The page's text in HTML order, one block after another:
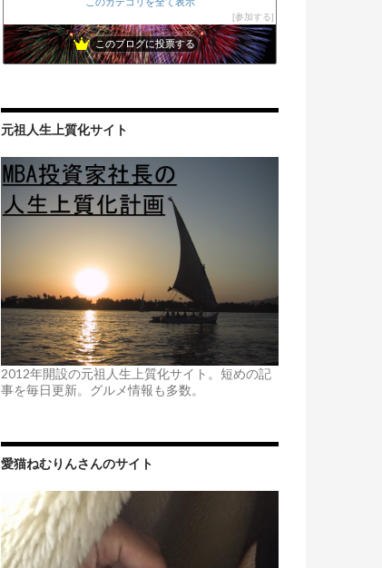
参加する
このブログに投票する
元祖人生上質化サイト
2012年開設の元祖人生上質化サイト。短めの記
事を毎日更新。グルメ情報も多数。
愛猫ねむりんさんのサイト